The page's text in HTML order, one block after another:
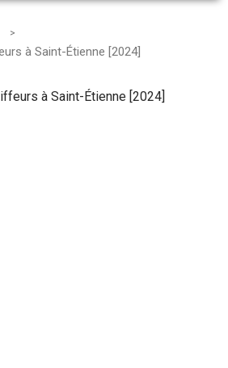
à Saint-Étienne [2024]